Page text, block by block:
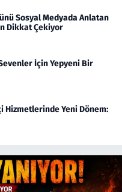
Sosyal Medyada Anlatan
Dikkat Çekiyor
İçin Yepyeni Bir
Hizmetlerinde Yeni Dönem: